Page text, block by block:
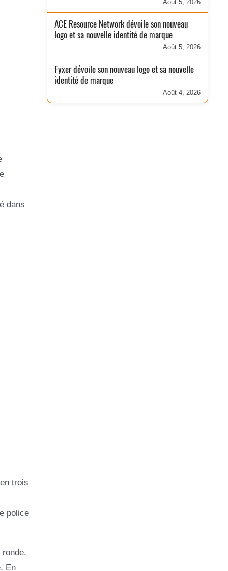
dans
trois
police
ronde,
En
Août 5, 2026
ACE Resource Network dévoile son nouveau
logo et sa nouvelle identité de marque
Août 5, 2026
Fyxer dévoile son nouveau logo et sa nouvelle
identité de marque
Août 4, 2026